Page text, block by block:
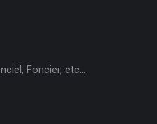
Foncier, etc...